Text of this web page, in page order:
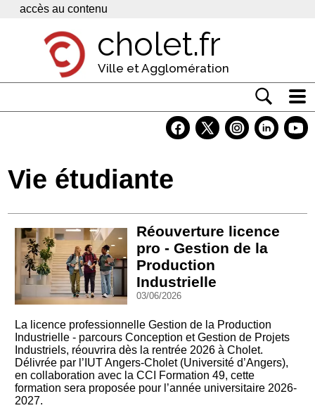
Panneau de gestion des cookies
accès au contenu
cholet.fr
Ville et Agglomération
Economie
Services
Contacts
Vie étudiante
Réouverture licence
pro - Gestion de la
Production
Industrielle
03/06/2026
La licence professionnelle Gestion de la Production
Industrielle - parcours Conception et Gestion de Projets
Industriels, réouvrira dès la rentrée 2026 à Cholet.
Délivrée par l’IUT Angers-Cholet (Université d’Angers),
en collaboration avec la CCI Formation 49, cette
formation sera proposée pour l’année universitaire 2026-
2027.